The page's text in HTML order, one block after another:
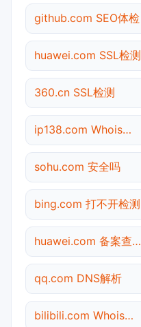
github.com SEO体检
huawei.com SSL检测
360.cn SSL检测
ip138.com Whois查询
sohu.com 安全吗
bing.com 打不开检测
huawei.com 备案查询
qq.com DNS解析
bilibili.com Whois查询